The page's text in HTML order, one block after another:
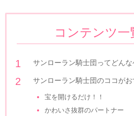
コンテンツ一
サンローラン騎士団ってどんな
サンローラン騎士団のココがお
宝を開けるだけ！！
かわいさ抜群のパートナー